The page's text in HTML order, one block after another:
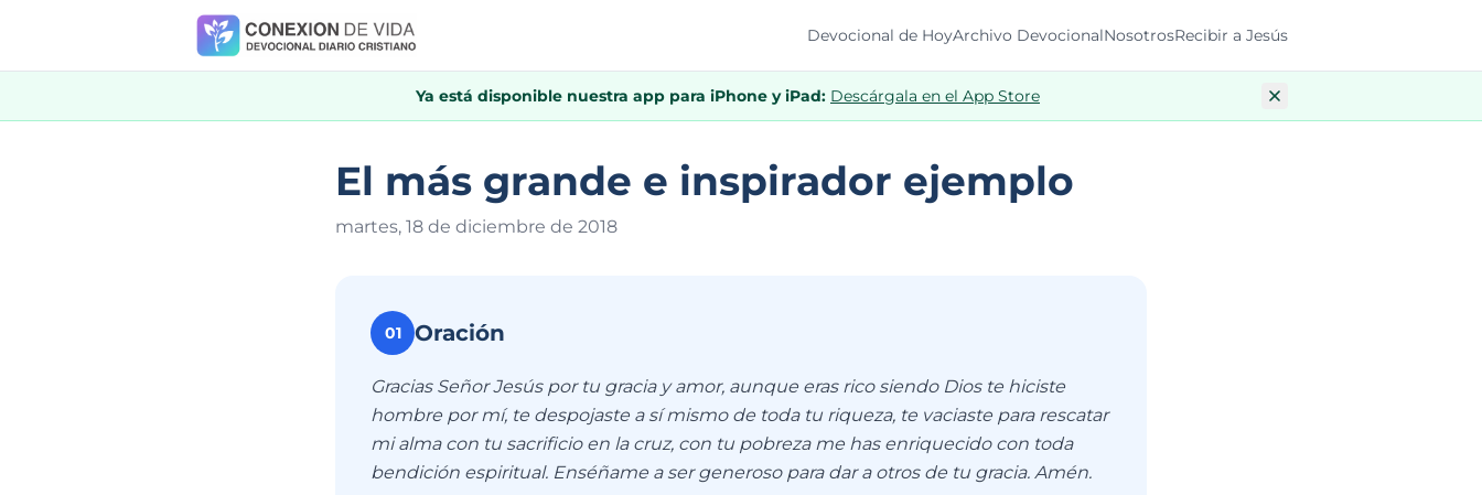
Devocional de HoyArchivo DevocionalNosotrosRecibir a Jesús
Ya está disponible nuestra app para iPhone y iPad: Descárgala en el App Store
El más grande e inspirador ejemplo
martes, 18 de diciembre de 2018
01 Oración
Gracias Señor Jesús por tu gracia y amor, aunque eras rico siendo Dios te hiciste
hombre por mí, te despojaste a sí mismo de toda tu riqueza, te vaciaste para rescatar
mi alma con tu sacrificio en la cruz, con tu pobreza me has enriquecido con toda
bendición espiritual. Enséñame a ser generoso para dar a otros de tu gracia. Amén.